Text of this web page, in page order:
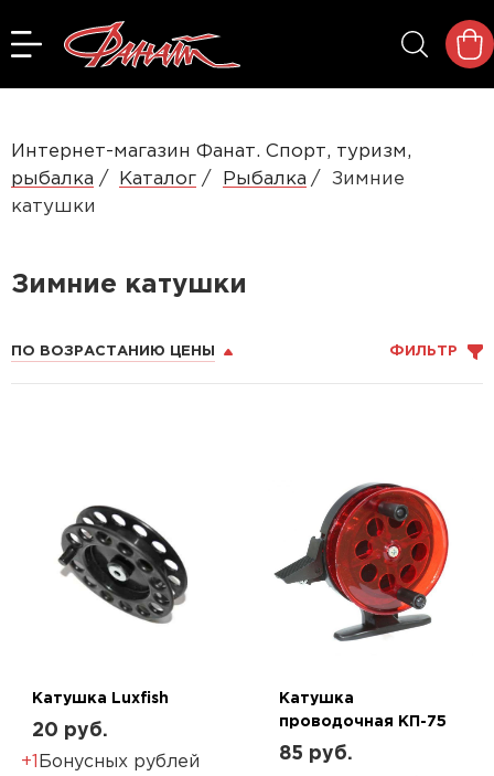
Интернет-магазин Фанат. Спорт, туризм,
рыбалка
Каталог Рыбалка
Зимние
катушки
Зимние катушки
ПО ВОЗРАСТАНИЮ ЦЕНЫ ФИЛЬТР
Катушка Luxfish
20 руб.
+1 Бонусных рублей
Катушка
проводочная КП-75
85 руб.